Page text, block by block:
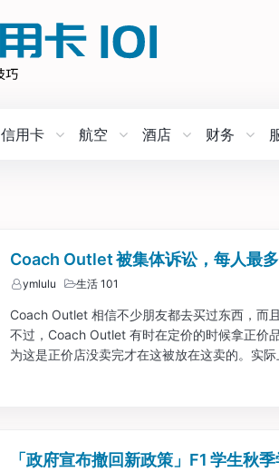
信用卡 航空 酒店 财务
Coach Outlet 被集体诉讼，每人最
ymlulu 生活 101
Coach Outlet 相信不少朋友都去买过东西，而
不过，Coach Outlet 有时在定价的时候拿正价
为这是正价店没卖完才在这被放在这卖的。实
「政府宣布撤回新政策」F1 学生秋